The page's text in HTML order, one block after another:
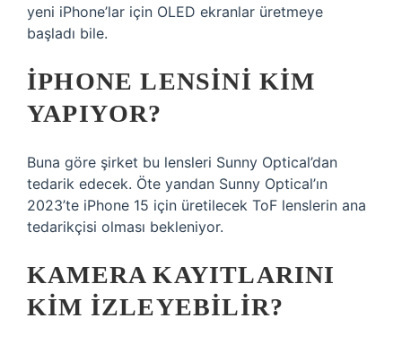
yeni iPhone’lar için OLED ekranlar üretmeye
başladı bile.
IPHONE LENSINI KIM
YAPIYOR?
Buna göre şirket bu lensleri Sunny Optical’dan
tedarik edecek. Öte yandan Sunny Optical’ın
2023’te iPhone 15 için üretilecek ToF lenslerin ana
tedarikçisi olması bekleniyor.
KAMERA KAYITLARINI
KIM IZLEYEBILIR?